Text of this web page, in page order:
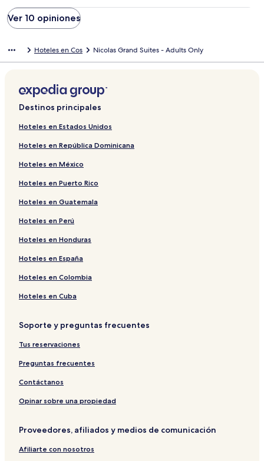
Ver 10 opiniones
Hoteles en Cos Nicolas Grand Suites - Adults Only
Destinos principales
Hoteles en Estados Unidos
Hoteles en República Dominicana
Hoteles en México
Hoteles en Puerto Rico
Hoteles en Guatemala
Hoteles en Perú
Hoteles en Honduras
Hoteles en España
Hoteles en Colombia
Hoteles en Cuba
Soporte y preguntas frecuentes
Tus reservaciones
Preguntas frecuentes
Contáctanos
Opinar sobre una propiedad
Proveedores, afiliados y medios de comunicación
Afiliarte con nosotros